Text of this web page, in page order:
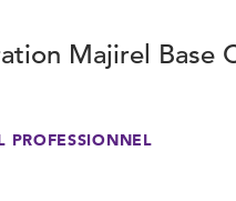
Majirel Base
PROFESSIONNEL